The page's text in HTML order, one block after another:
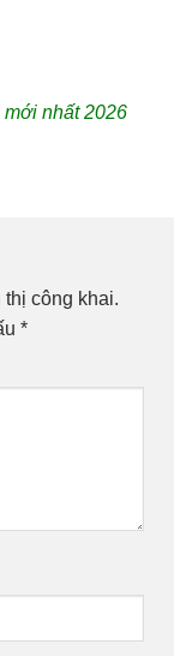
nhất 2026
công khai.
*